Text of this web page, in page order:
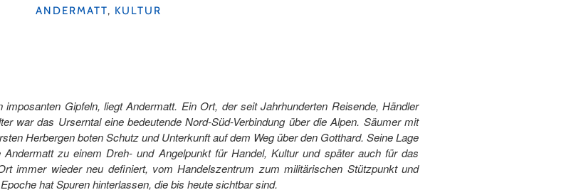
KATEGORIEN
ANDERMATT, KULTUR
Gipfeln, liegt Andermatt. Ein Ort, der seit Jahrhunderten Reisende, Händler
war das Urserntal eine bedeutende Nord-Süd-Verbindung über die Alpen. Säumer mit
Herbergen boten Schutz und Unterkunft auf dem Weg über den Gotthard. Seine Lage
zu einem Dreh- und Angelpunkt für Handel, Kultur und später auch für das
immer wieder neu definiert, vom Handelszentrum zum militärischen Stützpunkt und
hat Spuren hinterlassen, die bis heute sichtbar sind.